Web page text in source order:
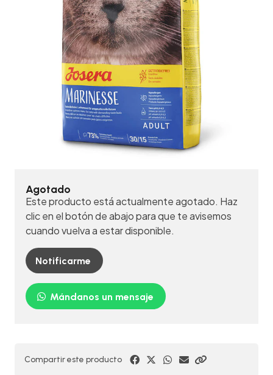
Agotado
Este producto está actualmente agotado. Haz
clic en el botón de abajo para que te avisemos
cuando vuelva a estar disponible.
Notificarme
Mándanos un mensaje
Compartir este producto